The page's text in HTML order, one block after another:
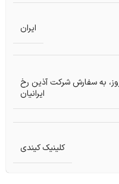
ایران
به سفارش شرکت آذین رخ
ایرانیان
کلینیک کیندی